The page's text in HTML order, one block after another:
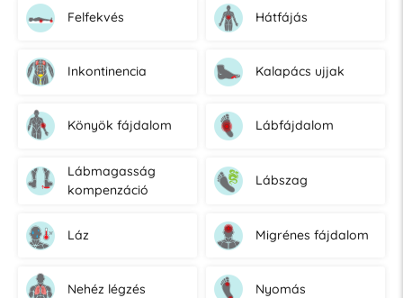
Felfekvés Hátfájás
Inkontinencia Kalapács ujjak
Könyök fájdalom Lábfájdalom
Lábmagasság
kompenzáció
Lábszag
Láz Migrénes fájdalom
Nehéz légzés Nyomás